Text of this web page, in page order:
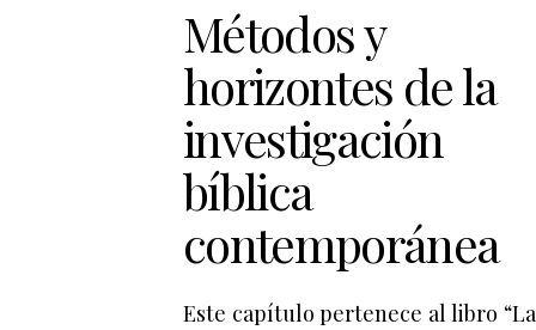
Métodos y
horizontes de la
investigación
bíblica
contemporánea
Este capítulo pertenece al libro “La